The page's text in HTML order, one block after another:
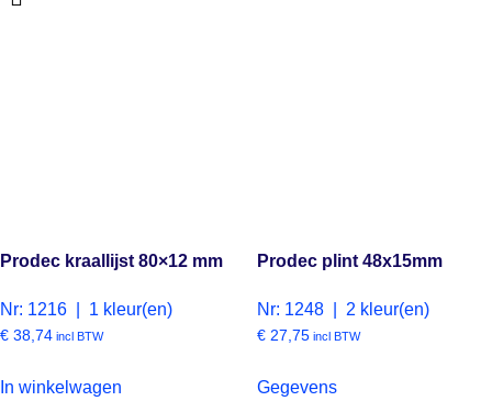
Prodec kraallijst 80×12 mm
Nr: 1216 | 1 kleur(en)
€ 38,74 incl BTW
In winkelwagen
Prodec plint 48x15mm
Nr: 1248 | 2 kleur(en)
€ 27,75 incl BTW
Gegevens